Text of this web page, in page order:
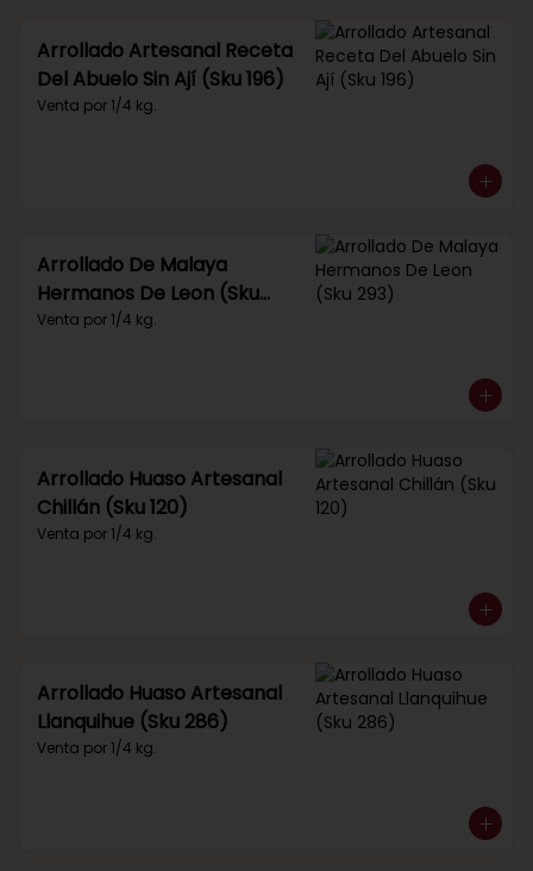
Arrollado Artesanal Receta
Del Abuelo Sin Ají (Sku 196)
Venta por 1/4 kg.
Arrollado De Malaya
Hermanos De Leon (Sku
293)
Venta por 1/4 kg.
Arrollado Huaso Artesanal
Chillán (Sku 120)
Venta por 1/4 kg.
Arrollado Huaso Artesanal
Llanquihue (Sku 286)
Venta por 1/4 kg.